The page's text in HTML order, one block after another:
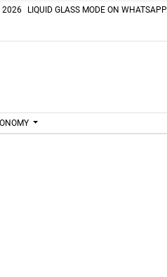
2026 LIQUID GLASS MODE ON WHATSAPP